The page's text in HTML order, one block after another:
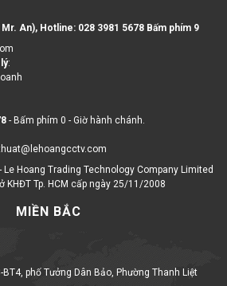
Mr. An), Hotline: 028 3981 5678 Bấm phím 9
:
- Bấm phím 0 - Giờ hành chánh.
Hoang Trading Technology Company Limited
KHĐT Tp. HCM cấp ngày 25/11/2008
MIỀN BẮC
phố Tưởng Dân Bảo, Phường Thanh Liệt